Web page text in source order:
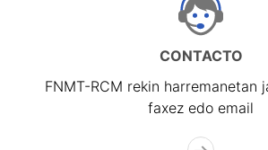
CONTACTO
FNMT-RCM rekin harremanetan
faxez edo email